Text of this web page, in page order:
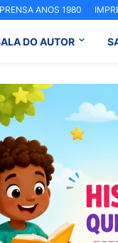
ANOS 1980
DO AUTOR